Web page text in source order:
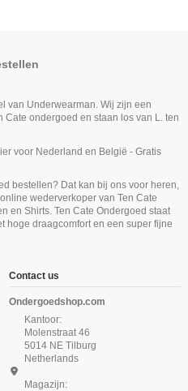
Niet op voorraad
Ten Cate Dames Basics Singlet Lace
Hemd Zwart
Ten Cate Jongens Hemd Cotton
Stretch Navy
€ 14,95
Ten Cate Secrets String Zwart
€ 19,99
Ten Cate Meisjes Soft Top Cotton
Stretch White
€ 13,95
van Underwearman. Wij zijn een
ondergoed en staan los van L. ten
voor Nederland en België - Gratis
bestellen? Dat kan bij ons voor heren,
wederverkoper van Ten Cate
en Shirts. Ten Cate Ondergoed staat
hoge draagcomfort en een super fijne
Contact us
Ondergoedshop.com
Kantoor:
Molenstraat 46
5014 NE Tilburg
Netherlands
Magazijn: